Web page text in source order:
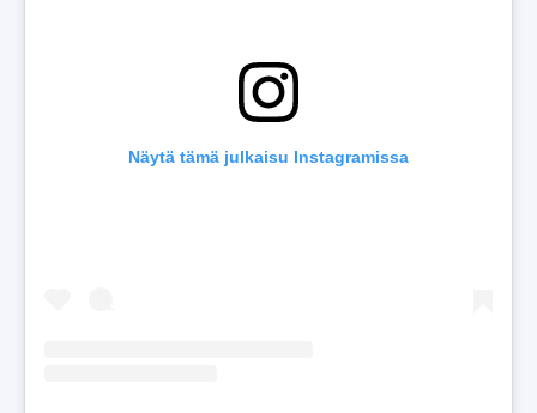
Näytä tämä julkaisu Instagramissa